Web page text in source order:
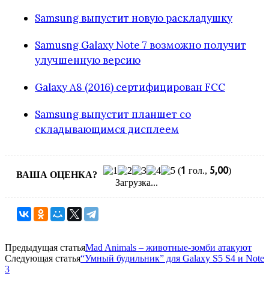
Samsung выпустит новую раскладушку
Samusng Galaxy Note 7 возможно получит
улучшенную версию
Galaxy A8 (2016) сертифицирован FCC
Samsung выпустит планшет со
складывающимся дисплеем
ВАША ОЦЕНКА? (1 гол., 5,00)
Загрузка...
Предыдущая статьяMad Animals – животные-зомби атакуют
Следующая статья“Умный будильник” для Galaxy S5 S4 и Note
3